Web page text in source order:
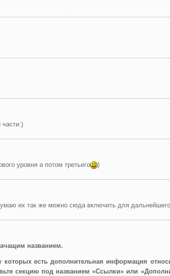
части:)
уровня а потом третьего )
их так же можно сюда включить для дальнейшего
названием.
которых есть дополнительная информация
секцию под названием «Ссылки» или